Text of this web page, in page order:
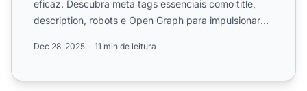
eficaz. Descubra meta tags essenciais como title,
description, robots e Open Graph para impulsionar
Dec 28, 2025 11 min de leitura